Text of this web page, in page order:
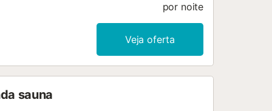
por noite
Veja oferta
sauna